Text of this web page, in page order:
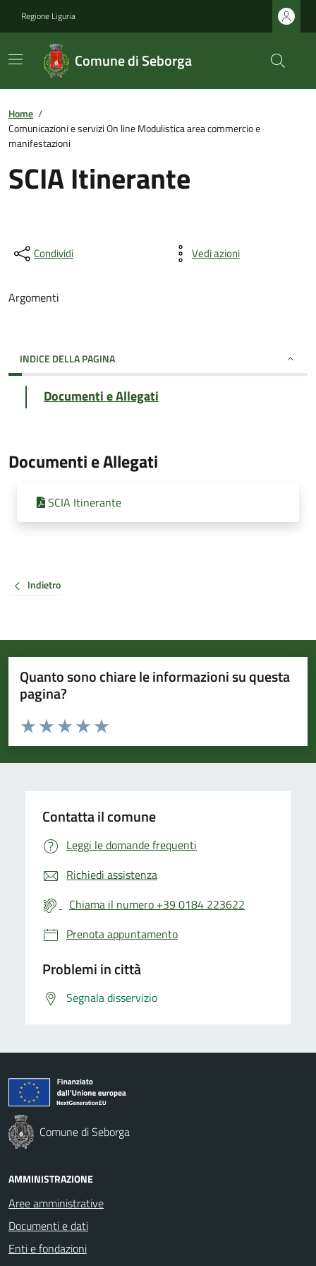
Regione Liguria
Comune di Seborga
Home /
Comunicazioni e servizi On line Modulistica area commercio e
manifestazioni
SCIA Itinerante
Condividi Vedi azioni
Argomenti
INDICE DELLA PAGINA
Documenti e Allegati
Documenti e Allegati
SCIA Itinerante
Indietro
Quanto sono chiare le informazioni su questa
pagina?
Valuta da 1 a 5 stelle la pagina
Valuta 5 stelle su 5
Valuta 4 stelle su 5
Valuta 3 stelle su 5
Valuta 2 stelle su 5
Valuta 1 stelle su 5
Contatta il comune
Leggi le domande frequenti
Richiedi assistenza
Chiama il numero +39 0184 223622
Prenota appuntamento
Problemi in città
Segnala disservizio
Comune di Seborga
AMMINISTRAZIONE
Aree amministrative
Documenti e dati
Enti e fondazioni